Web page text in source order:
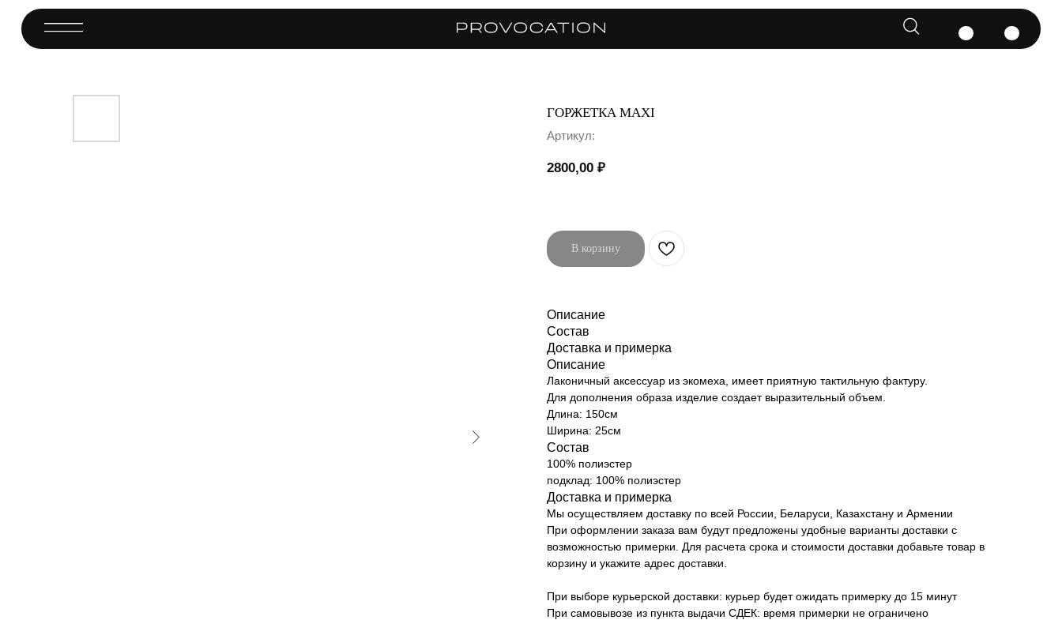
ГОРЖЕТКА MAXI
Артикул:
2800,00 ₽
В корзину
Описание
Состав
Доставка и примерка
Описание
Лаконичный аксессуар из экомеха, имеет приятную тактильную фактуру.
Для дополнения образа изделие создает выразительный объем.
Длина: 150см
Ширина: 25см
Состав
100% полиэстер
подклад: 100% полиэстер
Доставка и примерка
Мы осуществляем доставку по всей России, Беларуси, Казахстану и Армении
При оформлении заказа вам будут предложены удобные варианты доставки с
возможностью примерки. Для расчета срока и стоимости доставки добавьте товар в
корзину и укажите адрес доставки.
При выборе курьерской доставки: курьер будет ожидать примерку до 15 минут
При самовывозе из пункта выдачи СДЕК: время примерки не ограничено